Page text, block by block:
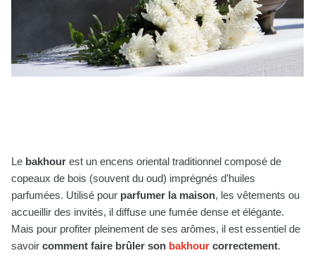
Le bakhour est un encens oriental traditionnel composé de
copeaux de bois (souvent du oud) imprégnés d’huiles
parfumées. Utilisé pour parfumer la maison, les vêtements ou
accueillir des invités, il diffuse une fumée dense et élégante.
Mais pour profiter pleinement de ses arômes, il est essentiel de
savoir comment faire brûler son bakhour correctement.